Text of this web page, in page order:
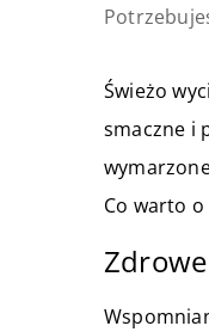
Świeżo
smaczne i
Co warto o